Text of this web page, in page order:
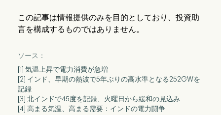
この記事は情報提供のみを目的としており、投資助
言を構成するものではありません。
ソース：
[1] 気温上昇で電力消費が急増
[2] インド、早期の熱波で5年ぶりの高水準となる252GWを
記録
[3] 北インドで45度を記録、火曜日から緩和の見込み
[4] 高まる気温、高まる需要：インドの電力闘争